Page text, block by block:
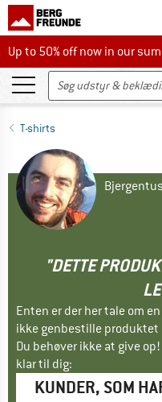
Up to 50% off now in our
Up to 50% off now in our
T-shirts
"DETTE
Enten er der her tale om
ikke genbestille
Du behøver ikke at give
klar til dig:
KUNDER, SOM